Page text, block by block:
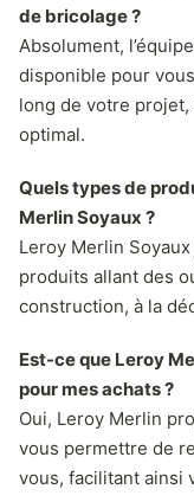
de bricolage ?
Absolument,
disponible pour
long de votre
optimal.
Quels types de
Merlin Soyaux ?
Leroy Merlin
produits allant des
construction, à la
Est-ce que Leroy
pour mes achats ?
Oui, Leroy Merlin
vous permettre de
vous, facilitant ainsi